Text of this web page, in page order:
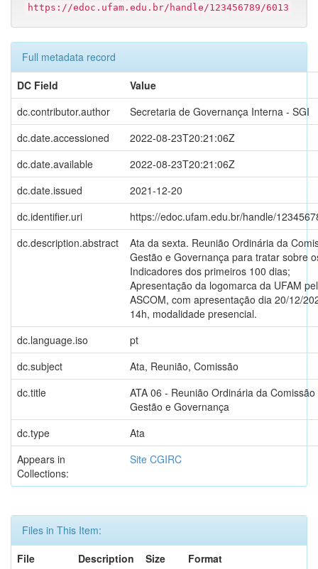
https://edoc.ufam.edu.br/handle/123456789/6013
Full metadata record
DC Field
Value
dc.contributor.author
Secretaria de Governança Interna - SGI
dc.date.accessioned
2022-08-23T20:21:06Z
dc.date.available
2022-08-23T20:21:06Z
dc.date.issued
2021-12-20
dc.identifier.uri
https://edoc.ufam.edu.br/handle/
dc.description.abstract
Ata da sexta. Reunião Ordinária da
Gestão e Governança para tratar sobre
Indicadores dos primeiros 100 dias;
Apresentação da logomarca da UFAM
ASCOM, com apresentação dia 20/12/
14h, modalidade presencial.
dc.language.iso
pt
dc.subject
Ata, Reunião, Comissão
dc.title
ATA 06 - Reunião Ordinária da Comissão
Gestão e Governança
dc.type
Ata
Appears in
Collections:
Site CGIRC
Files in This Item:
File
Description Size
Format